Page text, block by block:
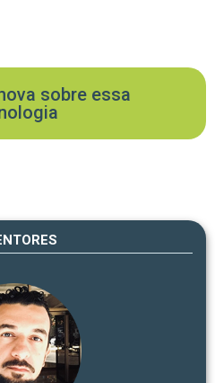
sobre essa